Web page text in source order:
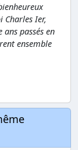
Charles Ier,
passés en
ensemble